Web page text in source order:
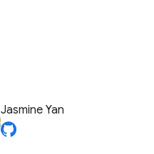
Jasmine Yan